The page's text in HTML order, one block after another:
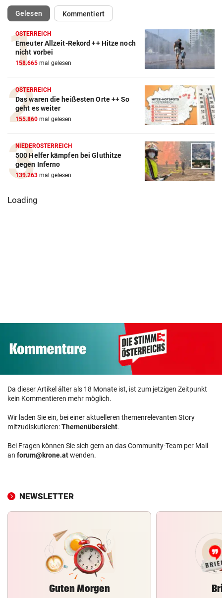
Gelesen(ausgewählt)Kommentiert
ÖSTERREICH
Erneuter Allzeit-Rekord ++ Hitze noch
nicht vorbei
158.665 mal gelesen
ÖSTERREICH
Das waren die heißesten Orte ++ So
geht es weiter
155.860 mal gelesen
NIEDERÖSTERREICH
500 Helfer kämpfen bei Gluthitze
gegen Inferno
139.263 mal gelesen
Loading
Da dieser Artikel älter als 18 Monate ist, ist zum jetzigen Zeitpunkt
kein Kommentieren mehr möglich.
Wir laden Sie ein, bei einer aktuelleren themenrelevanten Story
mitzudiskutieren:Themenübersicht.
Bei Fragen können Sie sich gern an das Community-Team per Mail
an forum@krone.atwenden.
NEWSLETTER
Guten Morgen